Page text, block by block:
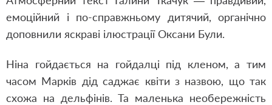
емоційний і по-справжньому дитячий, органічно
доповнили яскраві ілюстрації Оксани Були.
Ніна гойдається на гойдалці під кленом, а тим
часом Марків дід саджає квіти з назвою, що так
схожа на дельфінів. Та маленька необережність